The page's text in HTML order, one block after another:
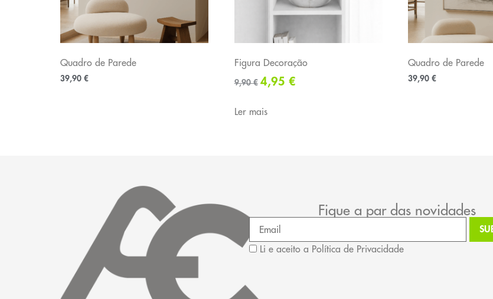
Quadro de Parede
39,90 €
Figura Decoração
9,90€ 4,95 €
Ler mais
Quadro de Parede
39,90€
Fique a par das novidades
Li e aceito a Política de Privacidade